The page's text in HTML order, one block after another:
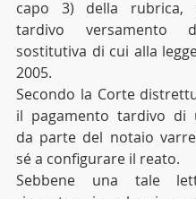
capo 3) della rubrica,
tardivo versamento
sostitutiva di cui alla
2005.
Secondo la Corte
il pagamento tardivo di
da parte del notaio
sé a configurare il reato.
Sebbene una tale